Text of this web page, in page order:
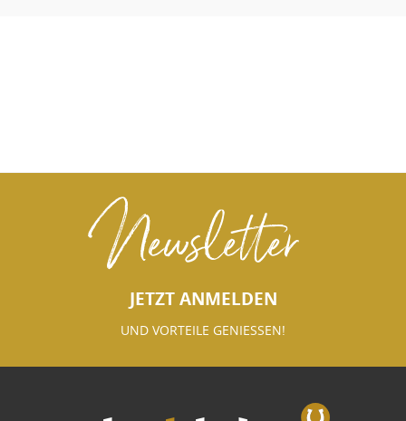
Newsletter
JETZT ANMELDEN
UND VORTEILE GENIESSEN!